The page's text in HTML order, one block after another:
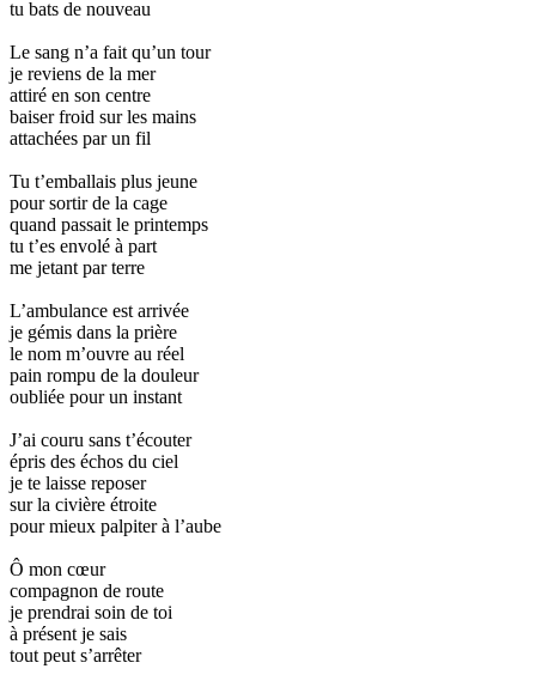
tu bats de nouveau
Le sang n’a fait qu’un tour
je reviens de la mer
attiré en son centre
baiser froid sur les mains
attachées par un fil
Tu t’emballais plus jeune
pour sortir de la cage
quand passait le printemps
tu t’es envolé à part
me jetant par terre
L’ambulance est arrivée
je gémis dans la prière
le nom m’ouvre au réel
pain rompu de la douleur
oubliée pour un instant
J’ai couru sans t’écouter
épris des échos du ciel
je te laisse reposer
sur la civière étroite
pour mieux palpiter à l’aube
Ô mon cœur
compagnon de route
je prendrai soin de toi
à présent je sais
tout peut s’arrêter